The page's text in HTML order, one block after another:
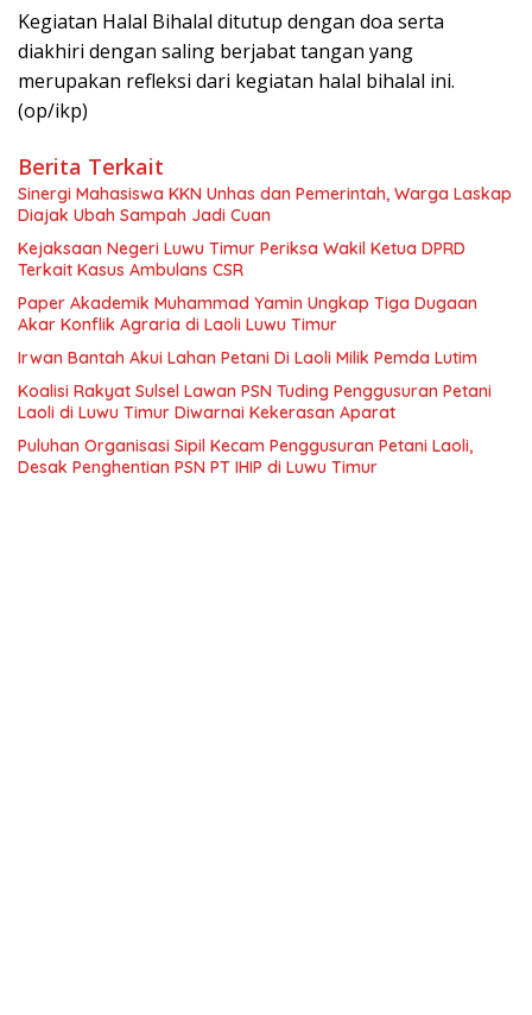
Kegiatan Halal Bihalal ditutup dengan doa serta
diakhiri dengan saling berjabat tangan yang
merupakan refleksi dari kegiatan halal bihalal ini.
(op/ikp)
Berita Terkait
Sinergi Mahasiswa KKN Unhas dan Pemerintah, Warga Laskap
Diajak Ubah Sampah Jadi Cuan
Kejaksaan Negeri Luwu Timur Periksa Wakil Ketua DPRD
Terkait Kasus Ambulans CSR
Paper Akademik Muhammad Yamin Ungkap Tiga Dugaan
Akar Konflik Agraria di Laoli Luwu Timur
Irwan Bantah Akui Lahan Petani Di Laoli Milik Pemda Lutim
Koalisi Rakyat Sulsel Lawan PSN Tuding Penggusuran Petani
Laoli di Luwu Timur Diwarnai Kekerasan Aparat
Puluhan Organisasi Sipil Kecam Penggusuran Petani Laoli,
Desak Penghentian PSN PT IHIP di Luwu Timur